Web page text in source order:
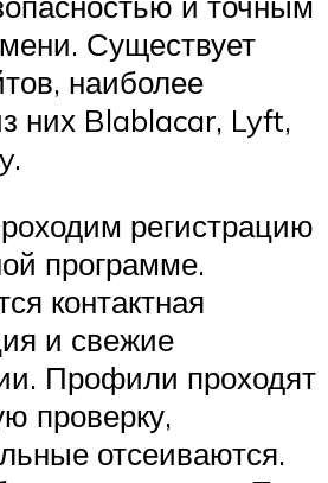
Существует
наиболее
них Blablacar, Lyft,
регистрацию
программе.
контактная
и свежие
Профили проходят
проверку,
отсеиваются.